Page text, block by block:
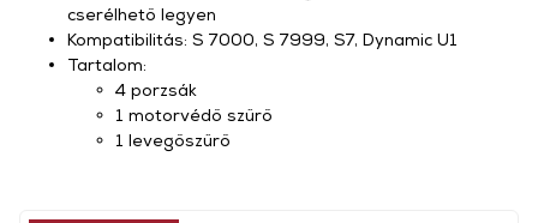
cserélhető legyen
Kompatibilitás: S 7000, S 7999, S7, Dynamic U1
Tartalom:
4 porzsák
1 motorvédő szűrő
1 levegőszűrő